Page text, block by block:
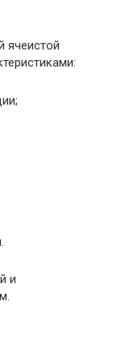
ячеистой
и